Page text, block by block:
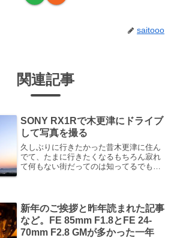
saitooo
関連記事
SONY RX1Rで木更津にドライブ
して写真を撮る
久しぶりに行きたかった昔木更津に住ん
でて、たまに行きたくなるもちろん寂れ
て何もない街だってのは知ってるでもそ
なりました ハマコーさん...
新年のご挨拶と昨年読まれた記事
など。FE 85mm F1.8とFE 24-
70mm F2.8 GMが多かった一年